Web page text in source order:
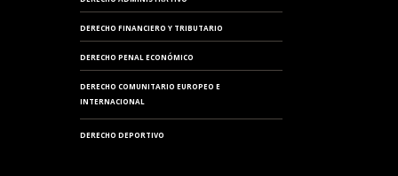
DERECHO FINANCIERO Y TRIBUTARIO
DERECHO PENAL ECONÓMICO
DERECHO COMUNITARIO EUROPEO E
INTERNACIONAL
DERECHO DEPORTIVO